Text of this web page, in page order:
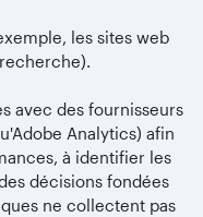
les sites web
avec des fournisseurs
Analytics) afin
à identifier les
décisions fondées
ne collectent pas